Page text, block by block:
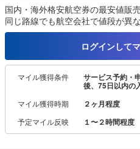
国内・海外格安航空券の最安値販売
同じ路線でも航空会社で値段が異
覧で比較可能！
ログインして
マイル獲得条件 サービス予約・
後、75日以内の
マイル獲得時期 ２ヶ月程度
予定マイル反映 １〜２時間程度